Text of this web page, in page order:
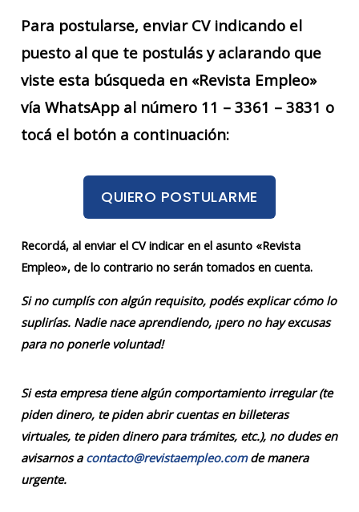
Para postularse, enviar CV indicando el
puesto al que te postulás y aclarando que
viste esta búsqueda en «Revista Empleo»
vía WhatsApp al número 11 – 3361 – 3831 o
tocá el botón a continuación:
QUIERO POSTULARME
Recordá, al enviar el CV indicar en el asunto «Revista
Empleo», de lo contrario no serán tomados en cuenta.
Si no cumplís con algún requisito, podés explicar cómo lo
suplirías. Nadie nace aprendiendo, ¡pero no hay excusas
para no ponerle voluntad!
Si esta empresa tiene algún comportamiento irregular (te
piden dinero, te piden abrir cuentas en billeteras
virtuales, te piden dinero para trámites, etc.), no dudes en
avisarnos a contacto@revistaempleo.comde manera
urgente.